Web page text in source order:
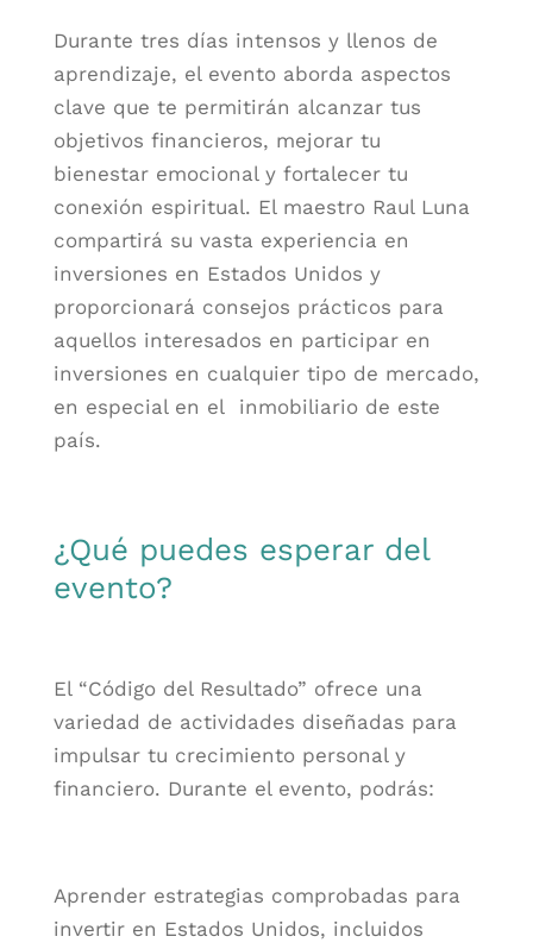
Durante tres días intensos y llenos de
aprendizaje, el evento aborda aspectos
clave que te permitirán alcanzar tus
objetivos financieros, mejorar tu
bienestar emocional y fortalecer tu
conexión espiritual. El maestro Raul Luna
compartirá su vasta experiencia en
inversiones en Estados Unidos y
proporcionará consejos prácticos para
aquellos interesados en participar en
inversiones en cualquier tipo de mercado,
en especial en el inmobiliario de este
país.
¿Qué puedes esperar del
evento?
El “Código del Resultado” ofrece una
variedad de actividades diseñadas para
impulsar tu crecimiento personal y
financiero. Durante el evento, podrás:
Aprender estrategias comprobadas para
invertir en Estados Unidos, incluidos